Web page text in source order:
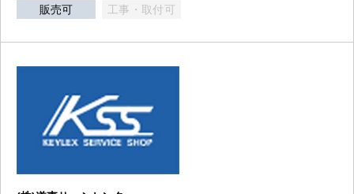
販売可 工事・取付可